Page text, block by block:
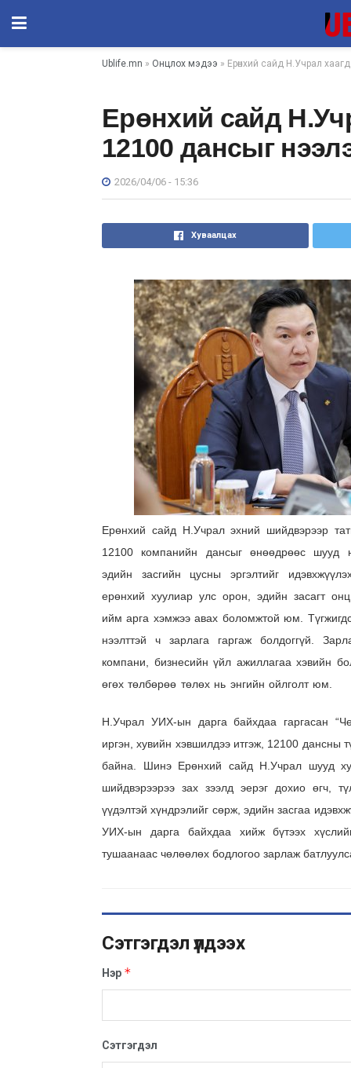
Ublife.mn » Онцлох мэдээ » Ерөнхий сайд Н.Учрал
Ерөнхий сайд
12100 дансыг
2026/04/06 - 15:36
Хуваалцах
Ерөнхий сайд Н.Учрал эхний шийдвэрээр
12100 компанийн дансыг өнөөдрөөс шууд
эдийн засгийн цусны эргэлтийг
ерөнхий хуулиар улс орон, эдийн засагт
ийм арга хэмжээ авах боломжтой юм.
нээлттэй ч зарлага гаргаж болдоггүй.
компани, бизнесийн үйл ажиллагаа хэвийн
өгөх төлбөрөө төлөх нь энгийн ойлголт юм.
Н.Учрал УИХ-ын дарга байхдаа гаргасан
иргэн, хувийн хэвшилдээ итгэж, 12100 дансны
байна. Шинэ Ерөнхий сайд Н.Учрал шууд
шийдвэрээрээ зах зээлд эерэг дохио өгч,
үүдэлтэй хүндрэлийг сөрж, эдийн засгаа
УИХ-ын дарга байхдаа хийж бүтээх
тушаанаас чөлөөлөх бодлогоо зарлаж
Сэтгэгдэл үлдээх
Нэр *
Сэтгэгдэл